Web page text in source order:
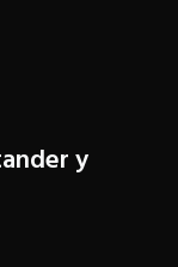
y